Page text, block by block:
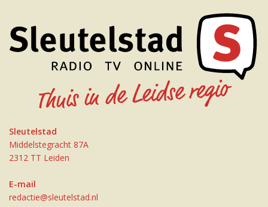
Sleutelstad
Middelstegracht 87A
2312 TT Leiden
E-mail
redactie@sleutelstad.nl